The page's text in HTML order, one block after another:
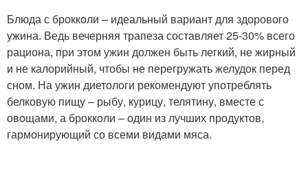
Блюда с брокколи – идеальный вариант для здорового
ужина. Ведь вечерняя трапеза составляет 25-30% всего
рациона, при этом ужин должен быть легкий, не жирный
и не калорийный, чтобы не перегружать желудок перед
сном. На ужин диетологи рекомендуют употреблять
белковую пищу – рыбу, курицу, телятину, вместе с
овощами, а брокколи – один из лучших продуктов,
гармонирующий со всеми видами мяса.